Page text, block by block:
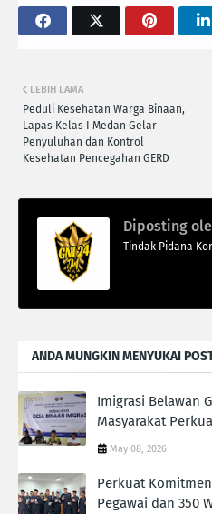
LEBIH LAMA
Peduli Kesehatan Warga Binaan,
Lapas Kelas I Medan Gelar
Penyuluhan dan Kontrol
Kesehatan Pencegahan GERD
Diposting
Tindak Pidana
ANDA MUNGKIN MENYUKAI
Imigrasi Belawan
Masyarakat
May 08, 2026
Perkuat
Pegawai dan 350